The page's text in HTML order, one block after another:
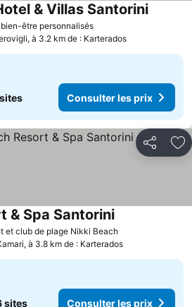
être personnalisés
& Villas Santorini
à 3.2 km de : Karterados
Consulter les prix
Partager
et club de plage Nikki Beach
& Spa Santorini
à 3.8 km de : Karterados
sites Consulter les prix